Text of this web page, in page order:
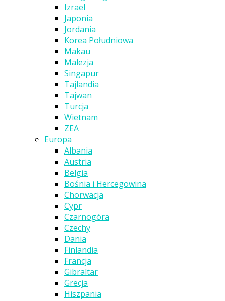
Izrael
Japonia
Jordania
Korea Południowa
Makau
Malezja
Singapur
Tajlandia
Tajwan
Turcja
Wietnam
ZEA
Europa
Albania
Austria
Belgia
Bośnia i Hercegowina
Chorwacja
Cypr
Czarnogóra
Czechy
Dania
Finlandia
Francja
Gibraltar
Grecja
Hiszpania